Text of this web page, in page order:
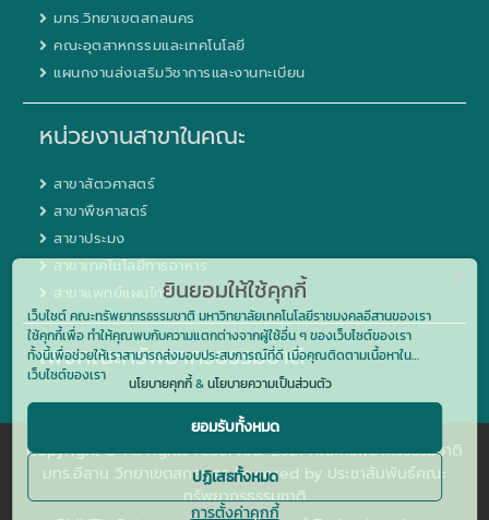
ยินยอมให้ใช้คุกกี้
เว็บไซต์ คณะทรัพยากรธรรมชาติ มหาวิทยาลัยเทคโนโลยีราชมงคลอีสานของเรา
ใช้คุกกี้เพื่อ ทำให้คุณพบกับความแตกต่างจากผู้ใช้อื่น ๆ ของเว็บไซต์ของเรา
ทั้งนี้เพื่อช่วยให้เราสามารถส่งมอบประสบการณ์ที่ดี เมื่อคุณติดตามเนื้อหาใน
เว็บไซต์ของเรา
นโยบายคุกกี้&นโยบายความเป็นส่วนตัว
ยอมรับทั้งหมด
ปฏิเสธทั้งหมด
การตั้งค่าคุกกี้
มทร.วิทยาเขตสกลนคร
คณะอุตสาหกรรมและเทคโนโลยี
แผนกงานส่งเสริมวิชาการและงานทะเบียน
หน่วยงานสาขาในคณะ
สาขาสัตวศาสตร์
สาขาพืชศาสตร์
สาขาประมง
สาขาเทคโนโลยีการอาหาร
สาขาแพทย์แผนไทย
เพจคณะทรัพยากรธรรมชาติ
Copyright © All rights reserved. 2021 คณะทรัพยากรธรรมชาติ
มทร.อีสาน วิทยาเขตสกลนคร Powered by ประชาสัมพันธ์คณะ
ทรัพยากรธรรมชาติ